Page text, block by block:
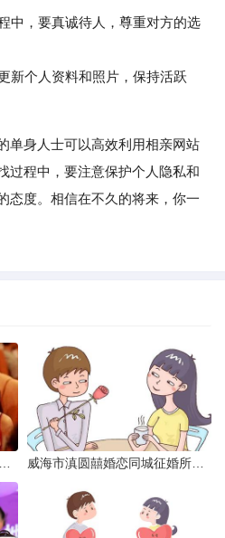
，要真诚待人，尊重对方的选
个人资料和照片，保持活跃
单身人士可以高效利用相亲网站
过程中，要注意保护个人隐私和
态度。相信在不久的将来，你一